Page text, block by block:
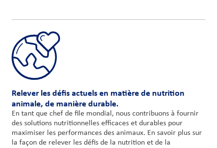
Relever les défis actuels en matière de nutrition
animale, de manière durable.
En tant que chef de file mondial, nous contribuons à fournir
des solutions nutritionnelles efficaces et durables pour
maximiser les performances des animaux. En savoir plus sur
la façon de relever les défis de la nutrition et de la